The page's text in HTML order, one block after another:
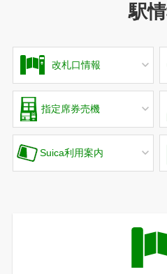
駅
改札口情報
指定席券売機
Suica利用案内